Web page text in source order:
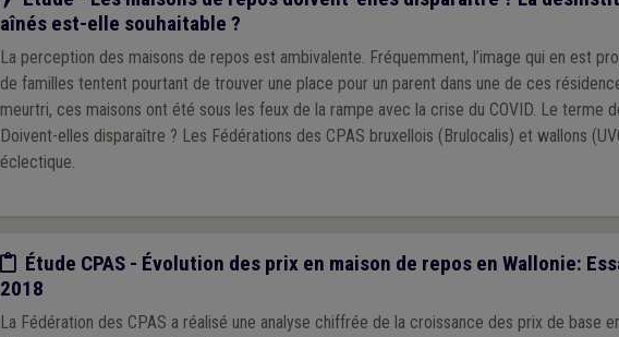
aînés est-elle souhaitable ?
La perception des maisons de repos est ambivalente. Fréquemment, l’image qui en est
de familles tentent pourtant de trouver une place pour un parent dans une de ces
meurtri, ces maisons ont été sous les feux de la rampe avec la crise du COVID. Le terme
Doivent-elles disparaître ? Les Fédérations des CPAS bruxellois (Brulocalis) et wallons
éclectique.
Etude/chiffres
Étude CPAS - Évolution des prix en maison de repos en Wallonie:
2018
La Fédération des CPAS a réalisé une analyse chiffrée de la croissance des prix de base